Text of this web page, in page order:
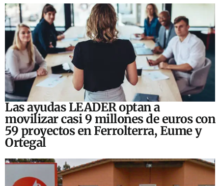
Las ayudas LEADER optan a
movilizar casi 9 millones de euros con
59 proyectos en Ferrolterra, Eume y
Ortegal